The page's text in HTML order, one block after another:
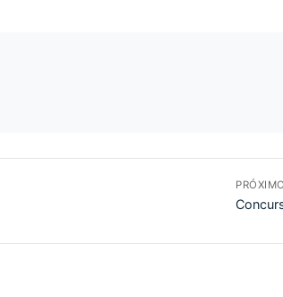
PRÓXIMO